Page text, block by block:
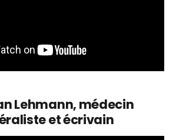
Lehmann, médecin
et écrivain